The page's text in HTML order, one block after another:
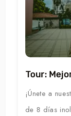
Tour:
¡Únete a
de 8 días